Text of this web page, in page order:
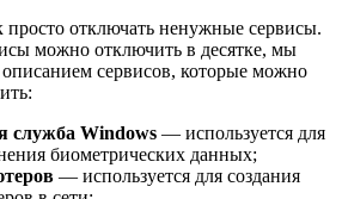
отключать ненужные сервисы.
можно отключить в десятке, мы
сервисов, которые можно
служба Windows — используется для
биометрических данных;
— используется для создания